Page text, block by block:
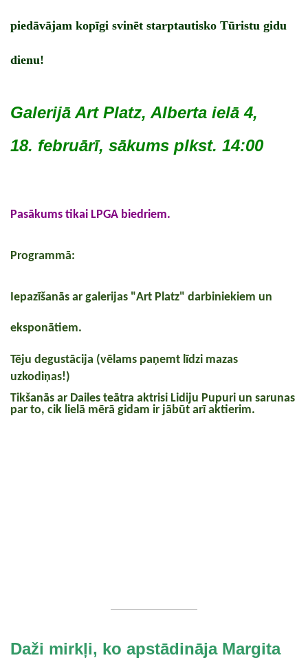
piedāvājam kopīgi svinēt starptautisko Tūristu gidu
dienu!
Galerijā Art Platz, Alberta ielā 4,
18. februārī, sākums plkst. 14:00
Pasākums tikai LPGA biedriem.
Programmā:
Iepazīšanās ar galerijas "Art Platz" darbiniekiem un
eksponātiem.
Tēju degustācija (vēlams paņemt līdzi mazas
uzkodiņas!)
Tikšanās ar Dailes teātra aktrisi Lidiju Pupuri un sarunas
par to, cik lielā mērā gidam ir jābūt arī aktierim.
Daži mirkļi, ko apstādināja Margita